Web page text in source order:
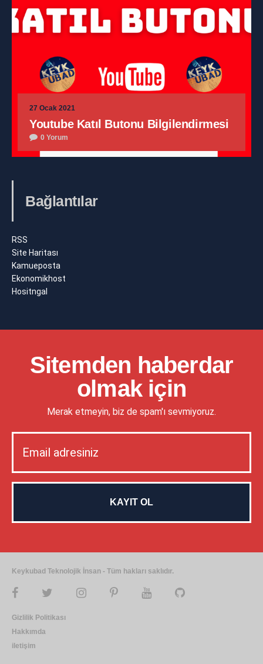
27 Ocak 2021
Youtube Katıl Butonu Bilgilendirmesi
0 Yorum
Bağlantılar
RSS
Site Haritası
Kamueposta
Ekonomikhost
Hositngal
Sitemden haberdar
olmak için
Merak etmeyin, biz de spam'ı sevmiyoruz.
Keykubad Teknolojik İnsan - Tüm hakları saklıdır.
Gizlilik Politikası
Hakkımda
iletişim